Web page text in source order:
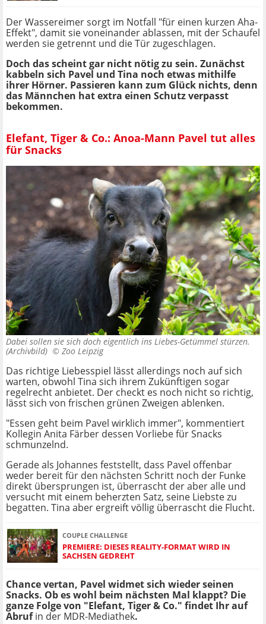
Der Wassereimer sorgt im Notfall "für einen kurzen Aha-
Effekt", damit sie voneinander ablassen, mit der Schaufel
werden sie getrennt und die Tür zugeschlagen.
Doch das scheint gar nicht nötig zu sein. Zunächst
kabbeln sich Pavel und Tina noch etwas mithilfe
ihrer Hörner. Passieren kann zum Glück nichts, denn
das Männchen hat extra einen Schutz verpasst
bekommen.
Elefant, Tiger & Co.: Anoa-Mann Pavel tut alles
für Snacks
Dabei sollen sie sich doch eigentlich ins Liebes-Getümmel stürzen.
(Archivbild) © Zoo Leipzig
Das richtige Liebesspiel lässt allerdings noch auf sich
warten, obwohl Tina sich ihrem Zukünftigen sogar
regelrecht anbietet. Der checkt es noch nicht so richtig,
lässt sich von frischen grünen Zweigen ablenken.
"Essen geht beim Pavel wirklich immer", kommentiert
Kollegin Anita Färber dessen Vorliebe für Snacks
schmunzelnd.
Gerade als Johannes feststellt, dass Pavel offenbar
weder bereit für den nächsten Schritt noch der Funke
direkt übersprungen ist, überrascht der aber alle und
versucht mit einem beherzten Satz, seine Liebste zu
begatten. Tina aber ergreift völlig überrascht die Flucht.
COUPLE CHALLENGE
PREMIERE: DIESES REALITY-FORMAT WIRD IN
SACHSEN GEDREHT
Chance vertan, Pavel widmet sich wieder seinen
Snacks. Ob es wohl beim nächsten Mal klappt? Die
ganze Folge von "Elefant, Tiger & Co." findet Ihr auf
Abrufin der MDR-Mediathek.